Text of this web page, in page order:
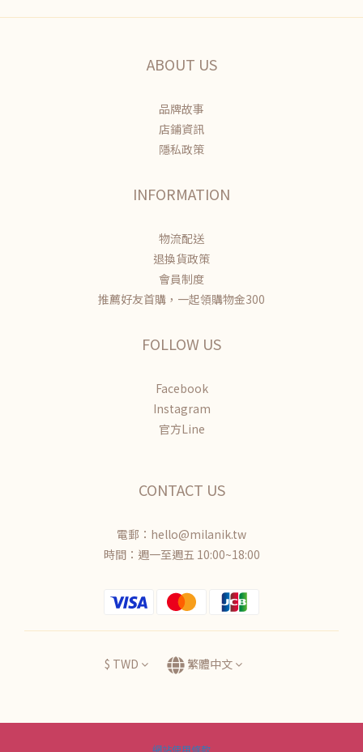
ABOUT US
品牌故事
店鋪資訊
隱私政策
INFORMATION
物流配送
退換貨政策
會員制度
推薦好友首購，一起領購物金300
FOLLOW US
Facebook
Instagram
官方Line
CONTACT US
電郵：hello@milanik.tw
時間：週一至週五 10:00~18:00
$ TWD 繁體中文